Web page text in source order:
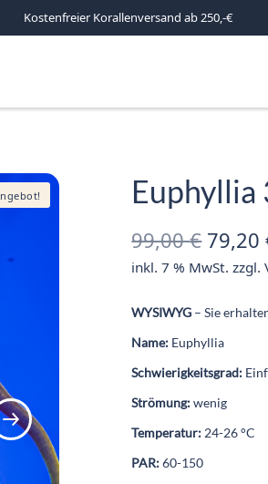
Kostenfreier Korallenversand ab 250,-€
Euphyllia
99,00€
Preis
99,00
79,20
inkl. 7 % MwSt. zzgl.
WYSIWYG – Sie
Name: Euphyllia
Schwierigkeitsgrad:
Strömung:wenig
Temperatur: 24-26 °C
PAR:60-150